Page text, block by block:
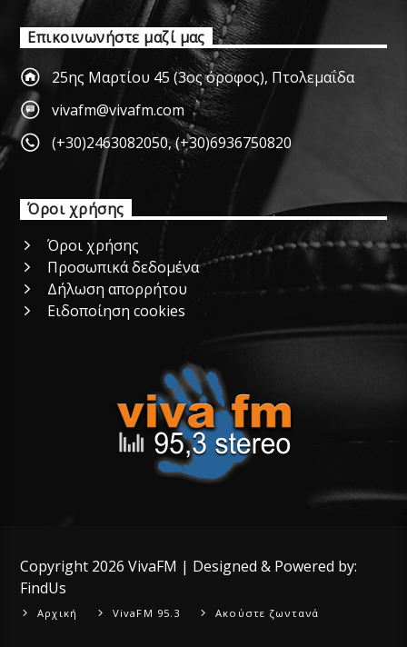
Επικοινωνήστε μαζί μας
25ης Μαρτίου 45 (3ος όροφος), Πτολεμαΐδα
vivafm@vivafm.com
(+30)2463082050,(+30)6936750820
Όροι χρήσης
Όροι χρήσης
Προσωπικά δεδομένα
Δήλωση απορρήτου
Ειδοποίηση cookies
Copyright 2026VivaFM | Designed & Powered by:
FindUs
Αρχική VivaFM 95.3 Ακούστε ζωντανά